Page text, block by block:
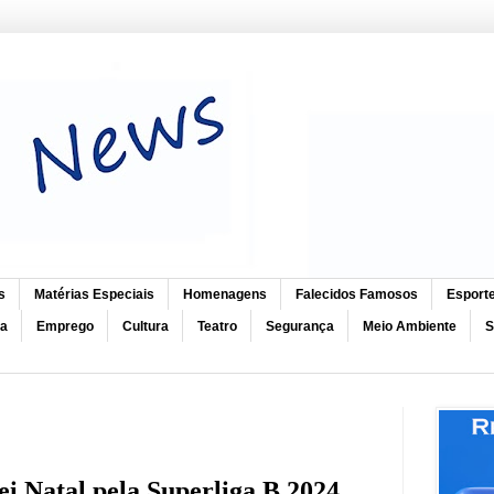
Matérias Especiais Homenagens Falecidos Famosos
Emprego Cultura Teatro Segurança Meio Ambiente